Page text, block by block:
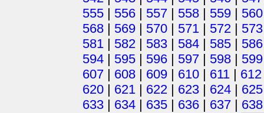
555 | 556 | 557 | 558 | 559 | 560
568 | 569 | 570 | 571 | 572 | 573
581 | 582 | 583 | 584 | 585 | 586
594 | 595 | 596 | 597 | 598 | 599
607 | 608 | 609 | 610 | 611 | 612
620 | 621 | 622 | 623 | 624 | 625
633 | 634 | 635 | 636 | 637 | 638